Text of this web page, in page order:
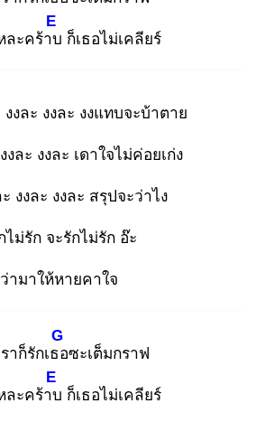
ละคร้าบ
E
ก็เธอไม่เคลียร์
งงละ งงละ งงแทบจะบ้าตาย
งละ งงละ เดาใจไม่ค่อยเก่ง
ะ งงละ งงละ สรุปจะว่าไง
ไม่รัก จะรักไม่รัก อ๊ะ
ามาให้หายคาใจ
าก็รักเธอ
G
ซะเต็มกราฟ
ละคร้าบ
E
ก็เธอไม่เคลียร์